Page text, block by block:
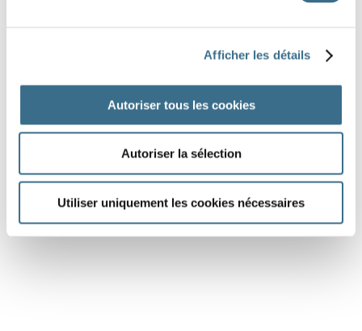
Afficher les détails
Autoriser tous les cookies
Autoriser la sélection
Utiliser uniquement les cookies nécessaires